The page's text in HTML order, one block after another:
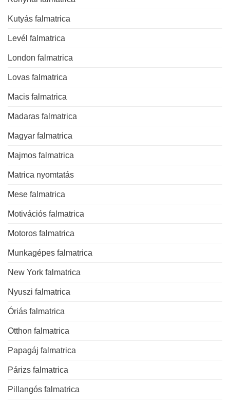
Kutyás falmatrica
Levél falmatrica
London falmatrica
Lovas falmatrica
Macis falmatrica
Madaras falmatrica
Magyar falmatrica
Majmos falmatrica
Matrica nyomtatás
Mese falmatrica
Motivációs falmatrica
Motoros falmatrica
Munkagépes falmatrica
New York falmatrica
Nyuszi falmatrica
Óriás falmatrica
Otthon falmatrica
Papagáj falmatrica
Párizs falmatrica
Pillangós falmatrica